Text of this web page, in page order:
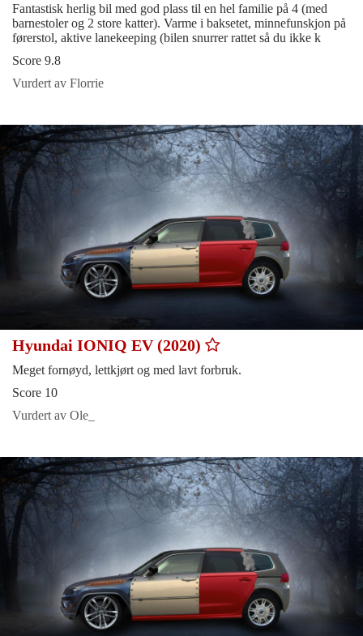
Fantastisk herlig bil med god plass til en hel familie på 4 (med
barnestoler og 2 store katter). Varme i baksetet, minnefunskjon på
førerstol, aktive lanekeeping (bilen snurrer rattet så du ikke k
Score 9.8
Vurdert av Florrie
Hyundai IONIQ EV (2020)
Meget fornøyd, lettkjørt og med lavt forbruk.
Score 10
Vurdert av Ole_